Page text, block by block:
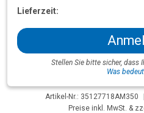
Lieferzeit:
Stellen Sie bitte sicher, dass
Was
Artikel-Nr.: 35127718AM350
Preise inkl. MwSt. &